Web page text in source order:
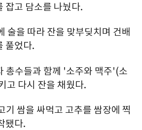
잡고 담소를 나눴다.
술을 따라 잔을 맞부딪치며 건배
풀었다.
총수들과 함께 '소주와 맥주'(소
고 다시 잔을 채웠다.
기 쌈을 싸먹고 고추를 쌈장에 찍
됐다.